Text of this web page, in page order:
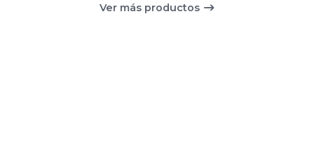
Ver más productos